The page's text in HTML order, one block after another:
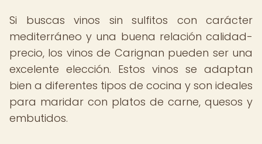
Si buscas vinos sin sulfitos con carácter
mediterráneo y una buena relación calidad-
precio, los vinos de Carignan pueden ser una
excelente elección. Estos vinos se adaptan
bien a diferentes tipos de cocina y son ideales
para maridar con platos de carne, quesos y
embutidos.